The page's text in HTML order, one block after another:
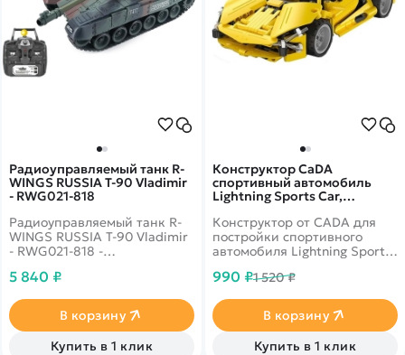
Радиоуправляемый танк R-
WINGS RUSSIA T-90 Vladimir
- RWG021-818
Радиоуправляемый танк R-
WINGS RUSSIA T-90 Vladimir
- RWG021-818 -
российского танка с
5 840 ₽
В корзину
Купить в 1 клик
Конструктор CaDA
спортивный автомобиль
Lightning Sports Car,
C52021W
Конструктор от CADA для
постройки спортивного
автомобиля Lightning Sports
степень детализации,
инерционным механизмом.
Двери открываются, руль
крутится.
990 ₽1 520 ₽
В корзину
Купить в 1 клик